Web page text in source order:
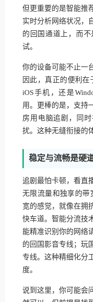
但更重要的是智能推
实时分析网络状况，
的回国通道上，而
试。
你的设备可能不止一
因此，真正的便利在
iOS手机，还是
用。更棒的是，支持
房用电脑追剧，同
扰。这种无缝衔接的
稳定与流畅是硬
追剧最怕卡顿，看直
无限流量和独享的带
宽的感觉，就像在拥
快车道。智能分流技
能精准识别你的网络
的回国影音专线；玩
专线。这种精细化分
度。
说到这里，你可能会